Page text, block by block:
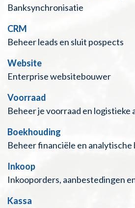
Banksynchronisatie
CRM
Beheer leads en sluit pospects
Website
Enterprise websitebouwer
Voorraad
Beheer je voorraad en
Boekhouding
Beheer financiële en
Inkoop
Inkooporders, aanbestedingen
Kassa